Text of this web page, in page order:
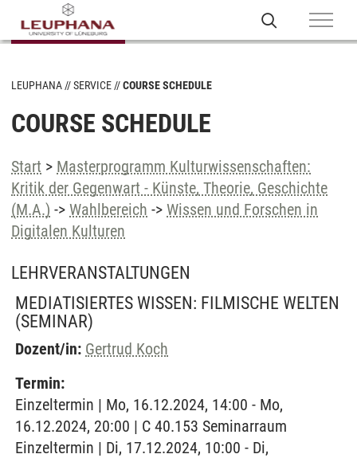
LEUPHANA SERVICE COURSE SCHEDULE
COURSE SCHEDULE
Start > Masterprogramm Kulturwissenschaften:
Kritik der Gegenwart - Künste, Theorie, Geschichte
(M.A.) -> Wahlbereich -> Wissen und Forschen in
Digitalen Kulturen
LEHRVERANSTALTUNGEN
MEDIATISIERTES WISSEN: FILMISCHE WELTEN
(SEMINAR)
Dozent/in: Gertrud Koch
Termin:
Einzeltermin | Mo, 16.12.2024, 14:00 - Mo,
16.12.2024, 20:00 | C 40.153 Seminarraum
Einzeltermin | Di, 17.12.2024, 10:00 - Di,